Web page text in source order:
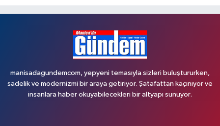
manisadagundemcom, yepyeni temasıyla sizleri buluştururken,
sadelik ve modernizmi bir araya getiriyor. Şatafattan kaçınıyor ve
insanlara haber okuyabilecekleri bir altyapı sunuyor.